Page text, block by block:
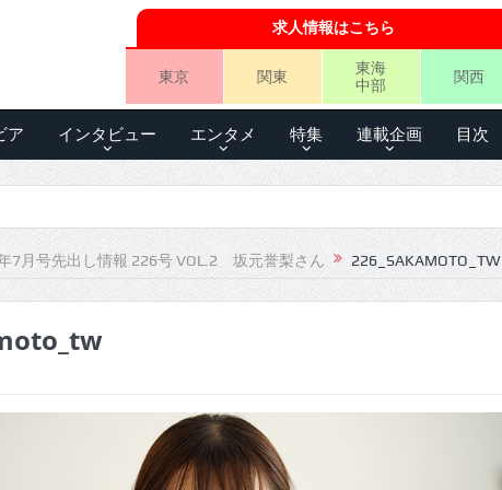
求人情報はこちら
東京 関東
東海
中部
関西
ア インタビュー エンタメ 特集 連載企画 目次
7月号先出し情報 226号 VOL.2 坂元誉梨さん 226_SAKAMOTO_TW